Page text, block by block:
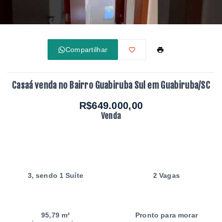
Compartilhar
Casaá venda no Bairro Guabiruba Sul em Guabiruba/SC
R$649.000,00
Venda
3, sendo 1 Suíte 2 Vagas
95,79 m² Pronto para morar